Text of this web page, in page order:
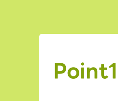
Point1